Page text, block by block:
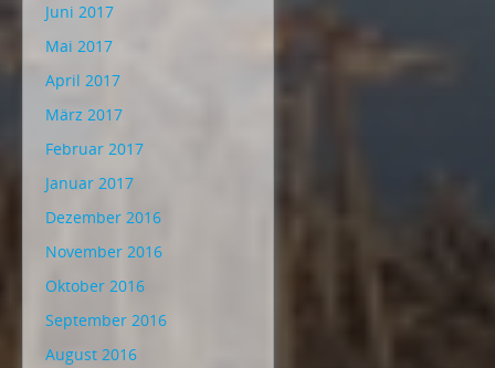
Juni 2017
Mai 2017
April 2017
März 2017
Februar 2017
Januar 2017
Dezember 2016
November 2016
Oktober 2016
September 2016
August 2016